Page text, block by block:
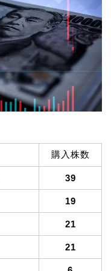
購入株数
39
19
21
21